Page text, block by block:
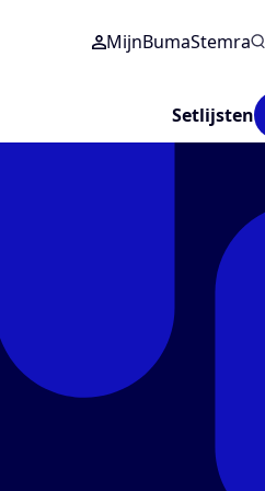
MijnBumaStemra
Setlijsten